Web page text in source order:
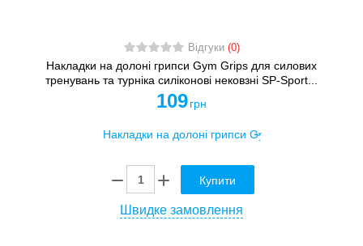
Відгуки (0)
Накладки на долоні грипси Gym Grips для силових
тренувань та турніка силіконові нековзні SP-Sport...
109 грн
Купити
Швидке замовлення